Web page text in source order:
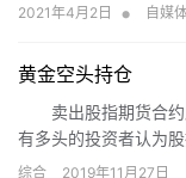
2021年4月2日 • 自媒
黄金空头持仓
卖出股指期货合约
有多头的投资者认为
有空头的投资者认为
综合 2019年11月27日